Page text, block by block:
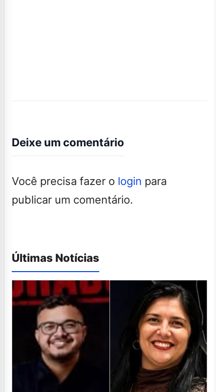
Deixe um comentário
Você precisa fazer o login para
publicar um comentário.
Últimas Notícias